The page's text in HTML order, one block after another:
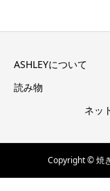
ASHLEYについて
読み物
ネッ
Copyright © 焼